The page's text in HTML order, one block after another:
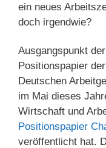
ein neues
doch irgendwie?
Ausgangspunkt
Positionspapier
Deutschen
im Mai dieses
Wirtschaft und
Positionspapier
veröffentlicht hat.